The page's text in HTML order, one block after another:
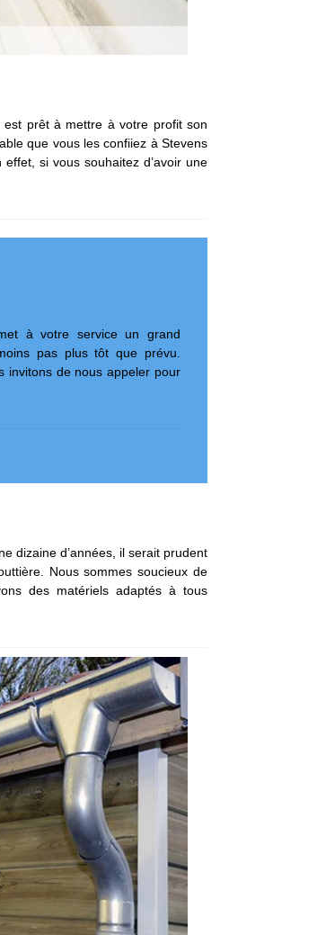
prêt à mettre à votre profit son
que vous les confiiez à Stevens
si vous souhaitez d’avoir une
à votre service un grand
pas plus tôt que prévu.
invitons de nous appeler pour
dizaine d’années, il serait prudent
Nous sommes soucieux de
des matériels adaptés à tous